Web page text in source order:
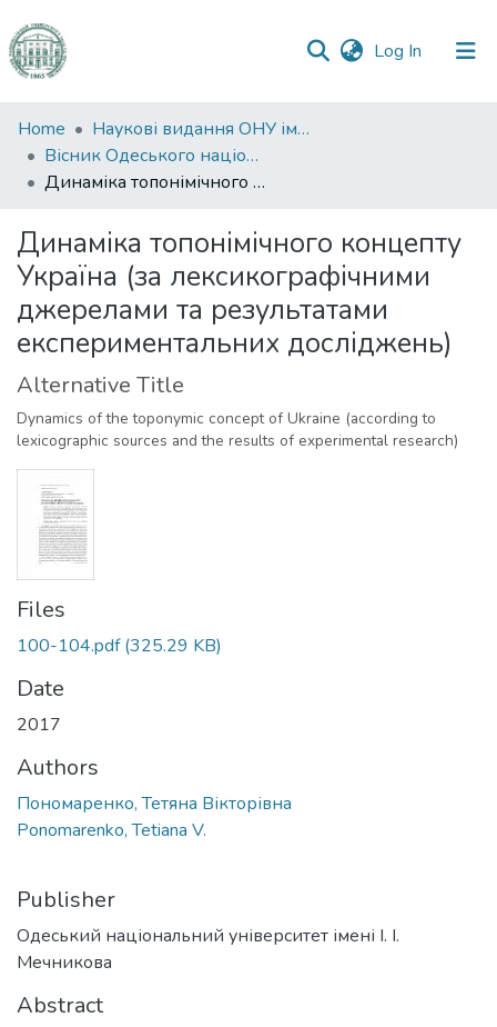
Log In (current)
Communities
&
Collections
Statistics
Home
Наукові видання ОНУ імені І. І. Мечникова
Вісник Одеського національного університету. Філологія
Динаміка топонімічного концепту Україна (за лексикографічними джерелами та результатами експериментальних досліджень)
Динаміка топонімічного концепту
Україна (за лексикографічними
джерелами та результатами
експериментальних досліджень)
Alternative Title
Dynamics of the toponymic concept of Ukraine (according to
lexicographic sources and the results of experimental research)
Files
100-104.pdf(325.29 KB)
Date
2017
Authors
Пономаренко, Тетяна Вікторівна
Ponomarenko, Tetiana V.
Publisher
Одеський національний університет імені І. І.
Мечникова
Abstract